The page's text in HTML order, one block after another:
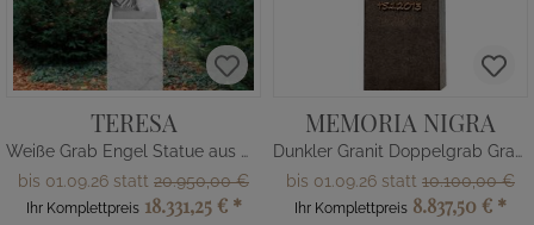
TERESA
Weiße Grab Engel Statue aus Marmor
bis 01.09.26 statt 20.950,00 €
Ihr Komplettpreis 18.331,25 € *
MEMORIA NIGRA
Dunkler Granit Doppelgrab Grabstein mit Bronze Tafel
bis 01.09.26 statt 10.100,00 €
Ihr Komplettpreis 8.837,50 € *